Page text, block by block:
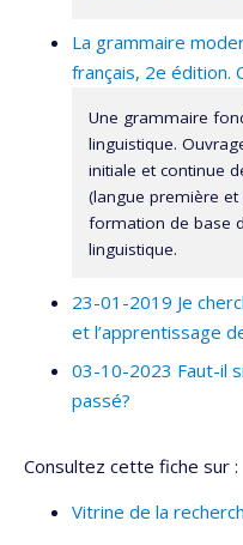
La grammaire
français, 2e édition.
Une grammaire
linguistique.
initiale et continue
(langue première
formation de base
linguistique.
23-01-2019 Je
et l’apprentissage
03-10-2023 Faut-il
passé?
Consultez cette fiche sur :
Vitrine de la